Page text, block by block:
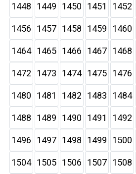
1448 1449 1450 1451 1452
1456 1457 1458 1459 1460
1464 1465 1466 1467 1468
1472 1473 1474 1475 1476
1480 1481 1482 1483 1484
1488 1489 1490 1491 1492
1496 1497 1498 1499 1500
1504 1505 1506 1507 1508